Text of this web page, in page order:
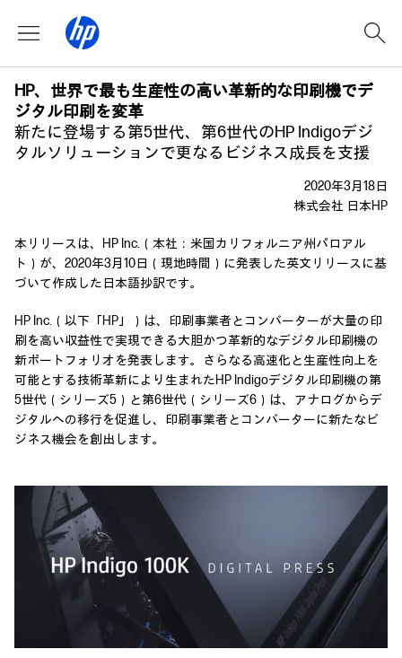
HP、世界で最も生産性の高い革新的な印刷機でデ
ジタル印刷を変革
新たに登場する第5世代、第6世代のHP Indigoデジ
タルソリューションで更なるビジネス成長を支援
2020年3月18日
株式会社 日本HP
本リリースは、HP Inc.（本社：米国カリフォルニア州パロアル
ト）が、2020年3月10日（現地時間）に発表した英文リリースに基
づいて作成した日本語抄訳です。
HP Inc.（以下「HP」）は、印刷事業者とコンバーターが大量の印
刷を高い収益性で実現できる大胆かつ革新的なデジタル印刷機の
新ポートフォリオを発表します。さらなる高速化と生産性向上を
可能とする技術革新により生まれたHP Indigoデジタル印刷機の第
5世代（シリーズ5）と第6世代（シリーズ6）は、アナログからデ
ジタルへの移行を促進し、印刷事業者とコンバーターに新たなビ
ジネス機会を創出します。